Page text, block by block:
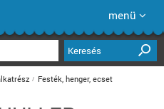
menü
Keresés
Festék, henger, ecset